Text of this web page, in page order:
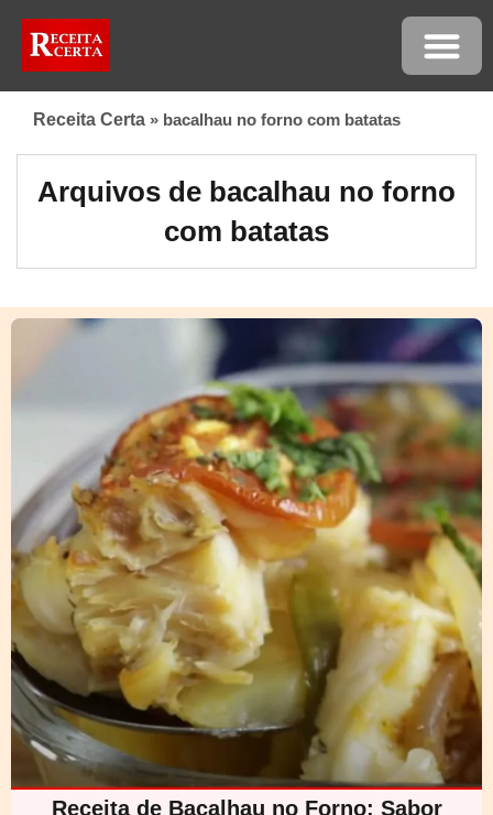
Receita Certa » bacalhau no forno com batatas
Arquivos de bacalhau no forno
com batatas
Receita de Bacalhau no Forno: Sabor